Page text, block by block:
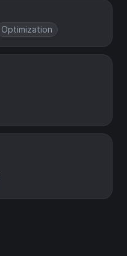
Optimization